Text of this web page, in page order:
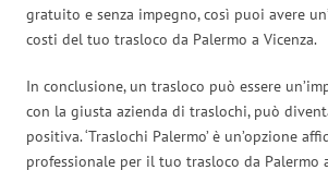
gratuito e senza impegno, così puoi avere
costi del tuo trasloco da Palermo a Vicenza.
In conclusione, un trasloco può essere
con la giusta azienda di traslochi, può
positiva. ‘Traslochi Palermo’ è un’opzione
professionale per il tuo trasloco da Palermo